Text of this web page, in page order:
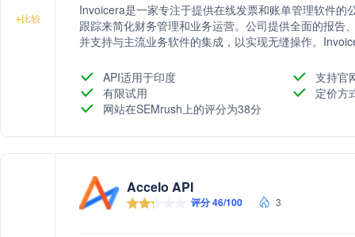
+比较
Invoicera是一家专注于提供在线发票和账单管理软件
跟踪来简化财务管理和业务运营。公司提供全面的报告
并支持与主流业务软件的集成，以实现无缝操作。
API适用于印度
支持官
有限试用
定价方
网站在SEMrush上的评分为38分
Accelo API
评分 46/100 3